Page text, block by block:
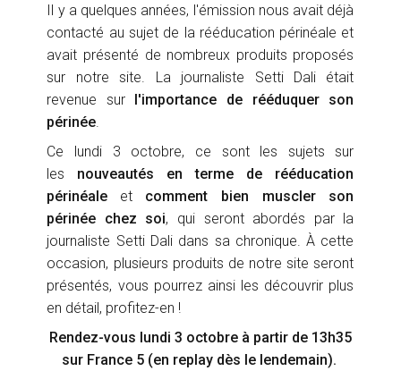
Il y a quelques années, l'émission nous avait déjà
contacté au sujet de la rééducation périnéale et
avait présenté de nombreux produits proposés
sur notre site. La journaliste Setti Dali était
revenue sur l'importance de rééduquer son
périnée
Ce lundi 3 octobre, ce sont les sujets sur
les nouveautés en terme de rééducation
périnéale et comment bien muscler son
périnée chez soi, qui seront abordés par la
journaliste Setti Dali dans sa chronique. À cette
occasion, plusieurs produits de notre site seront
présentés, vous pourrez ainsi les découvrir plus
en détail, profitez-en !
Rendez-vous lundi 3 octobre à partir de 13h35
sur France 5 (en replay dès le lendemain).